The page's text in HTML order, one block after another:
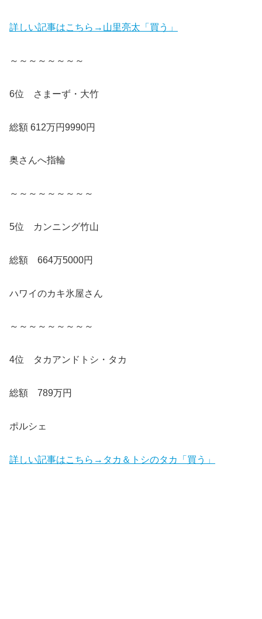
詳しい記事はこちら→山里亮太「買う」
～～～～～～～～
6位 さまーず・大竹
総額 612万円9990円
奥さんへ指輪
～～～～～～～～～
5位 カンニング竹山
総額 664万5000円
ハワイのカキ氷屋さん
～～～～～～～～～
4位 タカアンドトシ・タカ
総額 789万円
ポルシェ
詳しい記事はこちら→タカ＆トシのタカ「買う」